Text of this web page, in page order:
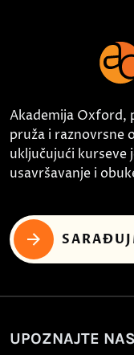
Akademija Oxford,
pruža i raznovrsne
uključujući kurseve
usavršavanje i
UPOZNAJTE NAS